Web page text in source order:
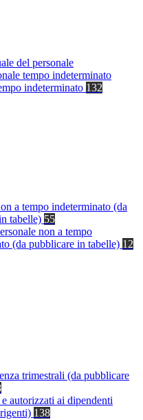
del personale
tempo indeterminato
indeterminato 132
a tempo indeterminato (da
tabelle) 55
non a tempo
(da pubblicare in tabelle) 12
trimestrali (da pubblicare
autorizzati ai dipendenti
138